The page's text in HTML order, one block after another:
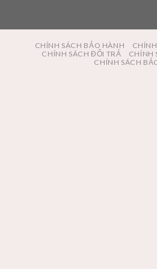
CHÍNH SÁCH BẢO HÀNH
CHÍNH SÁCH ĐỔI TRẢ
CHÍNH
CHÍNH SÁCH